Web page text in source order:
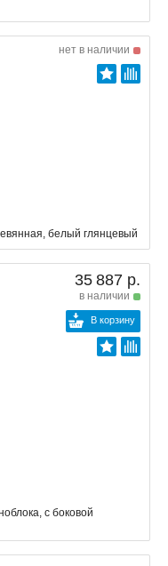
нет в наличии
белый глянцевый
35 887 р.
в наличии
В корзину
с боковой